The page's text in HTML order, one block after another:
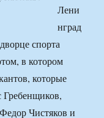
Лени
нград
спорта
в котором
которые
Гребенщиков,
Чистяков и